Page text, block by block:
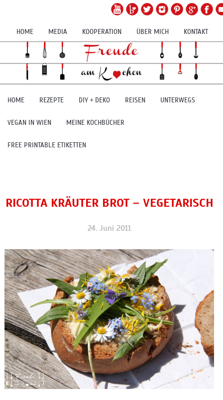
HOME MEDIA KOOPERATION ÜBER MICH KONTAKT
HOME REZEPTE DIY + DEKO REISEN UNTERWEGS
VEGAN IN WIEN MEINE KOCHBÜCHER
FREE PRINTABLE ETIKETTEN
RICOTTA KRÄUTER BROT – VEGETARISCH
24. Juni 2011